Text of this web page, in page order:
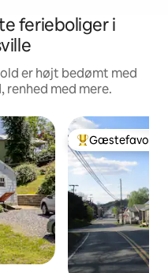
ferieboliger i
er højt bedømt med
renhed med mere.
Bedste
Gæstefavorit